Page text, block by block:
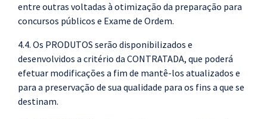
entre outras voltadas à otimização da preparação para
concursos públicos e Exame de Ordem.
4.4. Os PRODUTOS serão disponibilizados e
desenvolvidos a critério da CONTRATADA, que poderá
efetuar modificações a fim de mantê-los atualizados e
para a preservação de sua qualidade para os fins a que se
destinam.